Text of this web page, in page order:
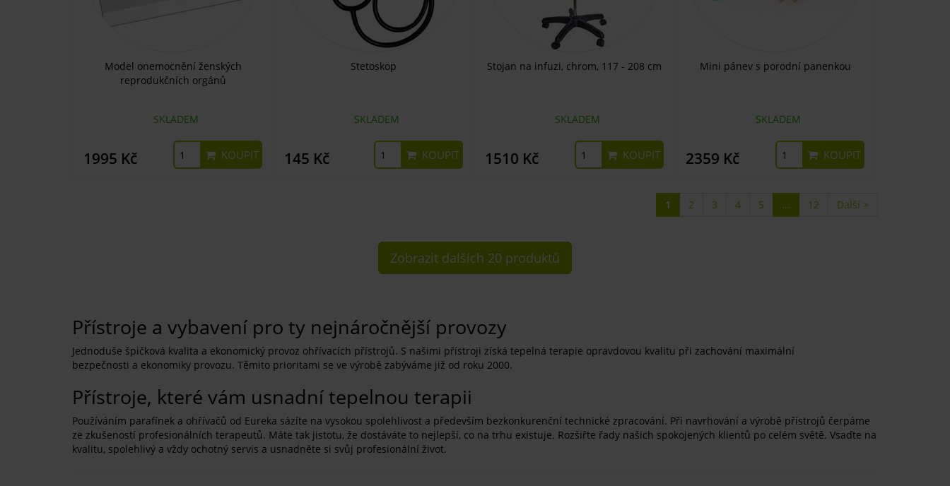
Model onemocnění ženských
reprodukčních orgánů
SKLADEM
1995 Kč KOUPIT
Stetoskop
SKLADEM
145 Kč KOUPIT
Stojan na infuzi, chrom, 117 - 208 cm
SKLADEM
1510 Kč KOUPIT
Mini pánev s porodní panenkou
SKLADEM
2359 Kč KOUPIT
1 2 3 4 5 ... 12 Další >
Zobrazit dalších 20 produktů
Přístroje a vybavení pro ty nejnáročnější provozy
Jednoduše špičková kvalita a ekonomický provoz ohřívacích přístrojů. S našimi přístroji získá tepelná terapie opravdovou kvalitu při zachování maximální
bezpečnosti a ekonomiky provozu. Těmito prioritami se ve výrobě zabýváme již od roku 2000.
Přístroje, které vám usnadní tepelnou terapii
Používáním parafínek a ohřívačů od Eureka sázíte na vysokou spolehlivost a především bezkonkurenční technické zpracování. Při navrhování a výrobě přístrojů čerpáme
ze zkušeností profesionálních terapeutů. Máte tak jistotu, že dostáváte to nejlepší, co na trhu existuje. Rozšiřte řady našich spokojených klientů po celém světě. Vsaďte na
kvalitu, spolehlivý a vždy ochotný servis a usnadněte si svůj profesionální život.